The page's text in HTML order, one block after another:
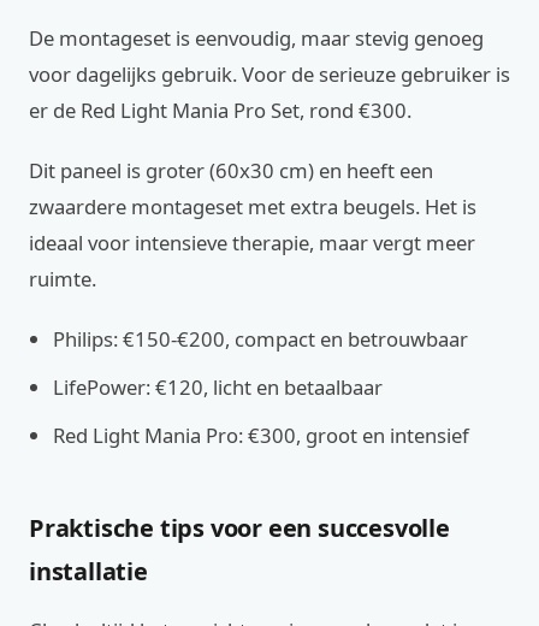
De montageset is eenvoudig, maar stevig genoeg
voor dagelijks gebruik. Voor de serieuze gebruiker is
er de Red Light Mania Pro Set, rond €300.
Dit paneel is groter (60x30 cm) en heeft een
zwaardere montageset met extra beugels. Het is
ideaal voor intensieve therapie, maar vergt meer
ruimte.
Philips: €150-€200, compact en betrouwbaar
LifePower: €120, licht en betaalbaar
Red Light Mania Pro: €300, groot en intensief
Praktische tips voor een succesvolle
installatie